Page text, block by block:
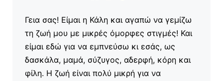
Γεια σας! Είμαι η Κάλη και αγαπώ να γεμίζω
τη ζωή μου με μικρές όμορφες στιγμές! Και
είμαι εδώ για να εμπνεύσω κι εσάς, ως
δασκάλα, μαμά, σύζυγος, αδερφή, κόρη και
φίλη. Η ζωή είναι πολύ μικρή για να